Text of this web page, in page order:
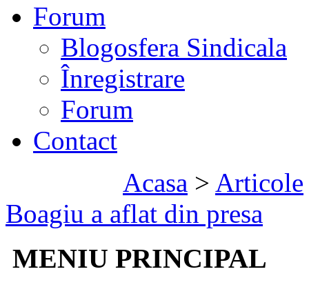
Forum
Blogosfera Sindicala
Înregistrare
Forum
Contact
Acasa > Articole
Boagiu a aflat din presa
MENIU PRINCIPAL